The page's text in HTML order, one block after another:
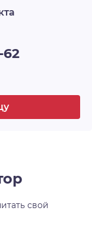
и
62
свой